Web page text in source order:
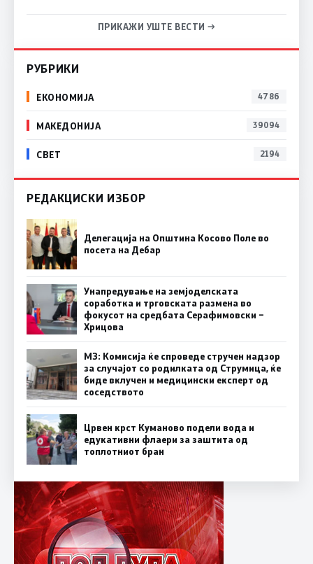
ПРИКАЖИ УШТЕ ВЕСТИ →
РУБРИКИ
ЕКОНОМИЈА 4786
МАКЕДОНИЈА 39094
СВЕТ 2194
РЕДАКЦИСКИ ИЗБОР
Делегација на Општина Косово Поле во
посета на Дебар
Унапредување на земјоделската
соработка и трговската размена во
фокусот на средбата Серафимовски –
Хрицова
МЗ: Комисија ќе спроведе стручен надзор
за случајот со родилката од Струмица, ќе
биде вклучен и медицински експерт од
соседството
Црвен крст Куманово подели вода и
едукативни флаери за заштита од
топлотниот бран